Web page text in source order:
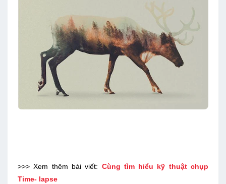
>>> Xem thêm bài viết: Cùng tìm hiểu kỹ thuật chụp
Time- lapse